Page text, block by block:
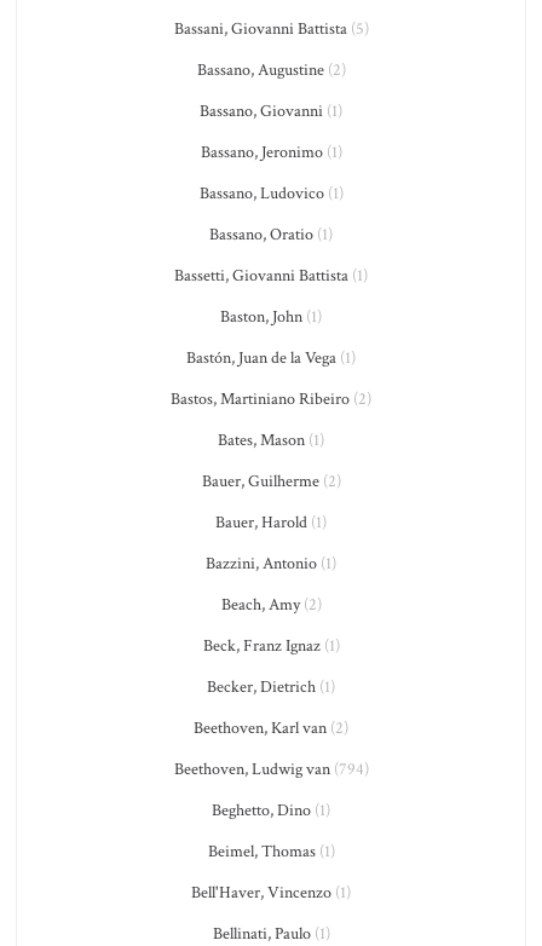
Bassani, Giovanni Battista(5)
Bassano, Augustine(2)
Bassano, Giovanni (1)
Bassano, Jeronimo(1)
Bassano, Ludovico(1)
Bassano, Oratio (1)
Bassetti, Giovanni Battista (1)
Baston, John (1)
Bastón, Juan de la Vega (1)
Bastos, Martiniano Ribeiro (2)
Bates, Mason (1)
Bauer, Guilherme(2)
Bauer, Harold (1)
Bazzini, Antonio (1)
Beach, Amy(2)
Beck, Franz Ignaz(1)
Becker, Dietrich (1)
Beethoven, Karl van (2)
Beethoven, Ludwig van(794)
Beghetto, Dino (1)
Beimel, Thomas(1)
Bell'Haver, Vincenzo (1)
Bellinati, Paulo(1)